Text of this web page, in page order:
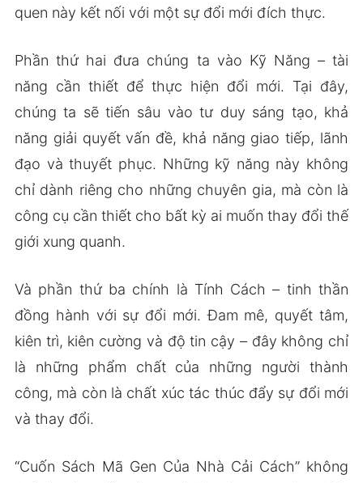
quen này kết nối với một sự đổi mới đích thực.
Phần thứ hai đưa chúng ta vào Kỹ Năng – tài
năng cần thiết để thực hiện đổi mới. Tại đây,
chúng ta sẽ tiến sâu vào tư duy sáng tạo, khả
năng giải quyết vấn đề, khả năng giao tiếp, lãnh
đạo và thuyết phục. Những kỹ năng này không
chỉ dành riêng cho những chuyên gia, mà còn là
công cụ cần thiết cho bất kỳ ai muốn thay đổi thế
giới xung quanh.
Và phần thứ ba chính là Tính Cách – tinh thần
đồng hành với sự đổi mới. Đam mê, quyết tâm,
kiên trì, kiên cường và độ tin cậy – đây không chỉ
là những phẩm chất của những người thành
công, mà còn là chất xúc tác thúc đẩy sự đổi mới
và thay đổi.
“Cuốn Sách Mã Gen Của Nhà Cải Cách” không